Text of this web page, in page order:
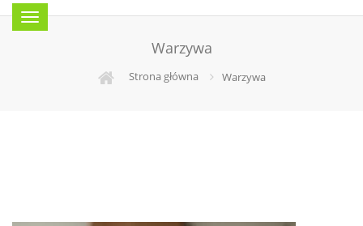
Menu
Warzywa
Strona główna Warzywa